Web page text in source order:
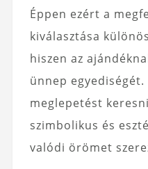
Éppen ezért a
kiválasztása
hiszen az
ünnep
meglepetést
szimbolikus és
valódi örömet